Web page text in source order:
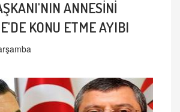
ANNESİNİ
KONU ETME AYIBI